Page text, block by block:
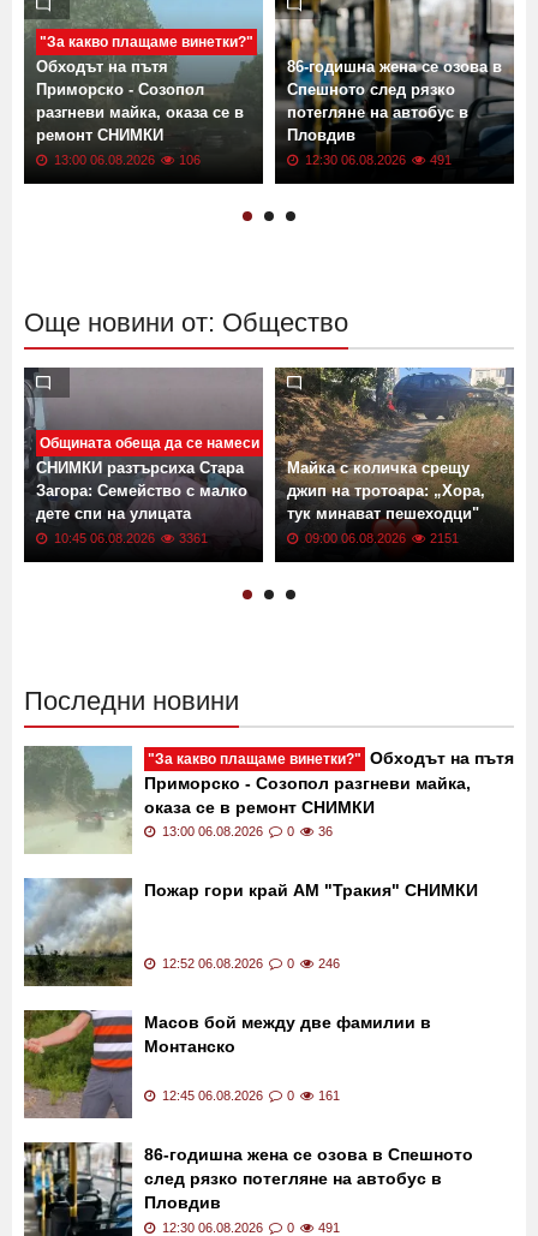
"За какво плащаме винетки?"
Обходът на пътя
Приморско - Созопол
разгневи майка, оказа се в
ремонт СНИМКИ
13:00 06.08.2026 106
86-годишна жена се озова в
Спешното след рязко
потегляне на автобус в
Пловдив
12:30 06.08.2026 491
Още новини от: Общество
Общината обеща да се намеси
СНИМКИ разтърсиха Стара
Загора: Семейство с малко
дете спи на улицата
10:45 06.08.2026 3361
Майка с количка срещу
джип на тротоара: „Хора,
тук минават пешеходци"
09:00 06.08.2026 2151
Последни новини
"За какво плащаме винетки?" Обходът на пътя
Приморско - Созопол разгневи майка,
оказа се в ремонт СНИМКИ
13:00 06.08.2026 0 36
Пожар гори край АМ "Тракия" СНИМКИ
12:52 06.08.2026 0 246
Масов бой между две фамилии в
Монтанско
12:45 06.08.2026 0 161
86-годишна жена се озова в Спешното
след рязко потегляне на автобус в
Пловдив
12:30 06.08.2026 0 491